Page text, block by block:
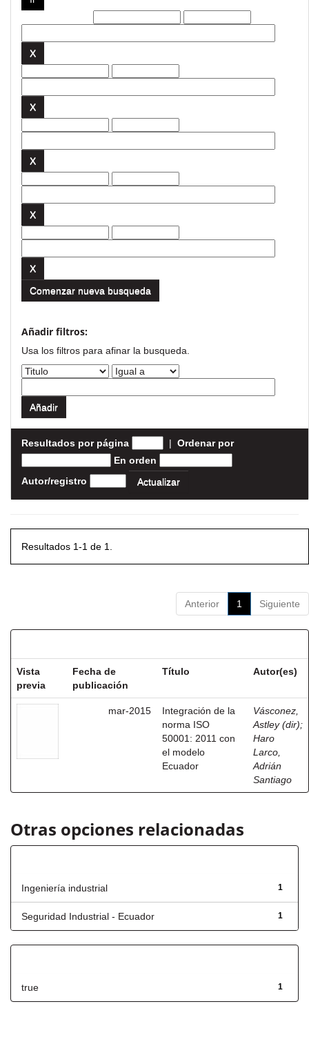
Comenzar nueva busqueda
Añadir filtros:
Usa los filtros para afinar la busqueda.
Resultados por página | Ordenar por
En orden
Autor/registro
Resultados 1-1 de 1.
Anterior 1 Siguiente
Vista
previa
Fecha de
publicación
Título Autor(es)
mar-2015
Integración de la
norma ISO
50001: 2011 con
el modelo
Ecuador
Vásconez,
Astley (dir);
Haro
Larco,
Adrián
Santiago
Otras opciones relacionadas
1
Ingeniería industrial
1
Seguridad Industrial - Ecuador
1
true